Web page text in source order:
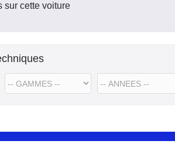
sur cette voiture